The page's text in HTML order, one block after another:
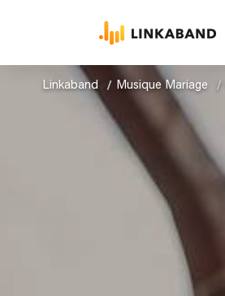
Linkaband Musique Mariage